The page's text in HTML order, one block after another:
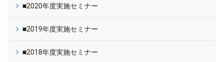
■2020年度実施セミナー
■2019年度実施セミナー
■2018年度実施セミナー